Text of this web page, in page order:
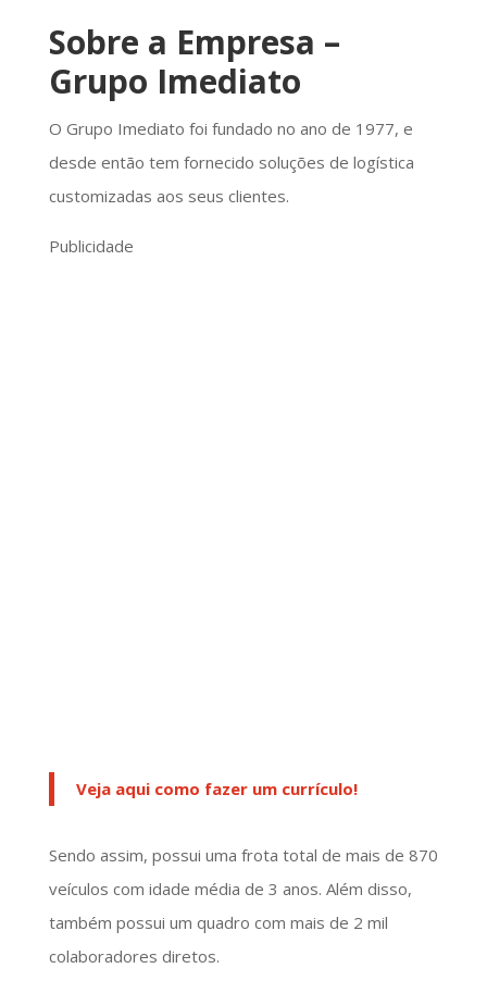
Sobre a Empresa –
Grupo Imediato
O Grupo Imediato foi fundado no ano de 1977, e
desde então tem fornecido soluções de logística
customizadas aos seus clientes.
Publicidade
Veja aqui como fazer um currículo!
Sendo assim, possui uma frota total de mais de 870
veículos com idade média de 3 anos. Além disso,
também possui um quadro com mais de 2 mil
colaboradores diretos.